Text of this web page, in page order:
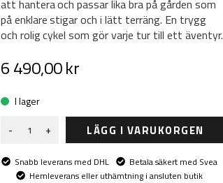
att hantera och passar lika bra på gården som
på enklare stigar och i lätt terräng. En trygg
och rolig cykel som gör varje tur till ett äventyr.
6 490,00 kr
I lager
-
+ LÄGG I VARUKORGEN
Snabb leverans med DHL
Betala säkert med Svea
Hemleverans eller uthämtning i ansluten butik